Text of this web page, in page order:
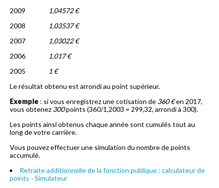
2009
1,04572 €
2008
1,03537 €
2007
1,03022 €
2006
1,017 €
2005
1 €
Le résultat obtenu est arrondi au point supérieur.
Exemple : si vous enregistrez une cotisation de 360 €en 2017,
vous obtenez 300points (360/1,2003 = 299,32, arrondi à 300).
Les points ainsi obtenus chaque année sont cumulés tout au
long de votre carrière.
Vous pouvez effectuer une simulation du nombre de points
accumulé.
Retraite additionnelle de la fonction publique : calculateur de
points - Simulateur